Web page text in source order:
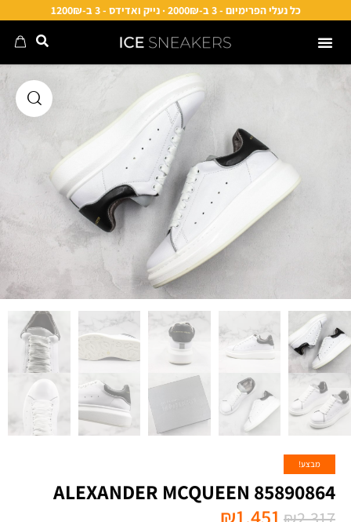
כל נעלי הפרימיום - 3 ב-2000₪ · נייק ואדידס - 3 ב-1200₪
מבצע!
ALEXANDER MCQUEEN 85890864